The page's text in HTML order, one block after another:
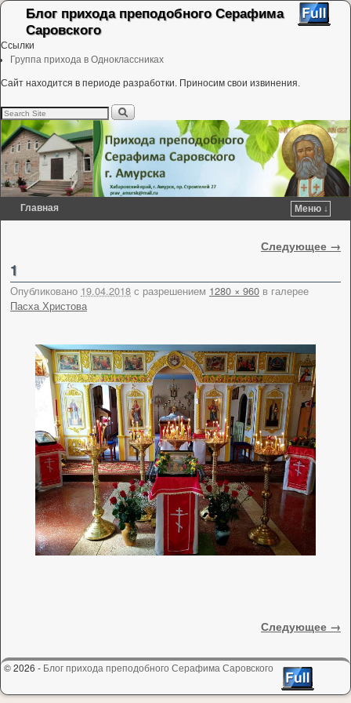
Блог прихода преподобного Серафима
Саровского
Ссылки
Группа прихода в Одноклассниках
Сайт находится в периоде разработки. Приносим свои извинения.
Главная
Меню ↓
Следующее →
1
Опубликовано 19.04.2018 с разрешением 1280 × 960 в галерее
Пасха Христова
Следующее →
© 2026 - Блог прихода преподобного Серафима Саровского